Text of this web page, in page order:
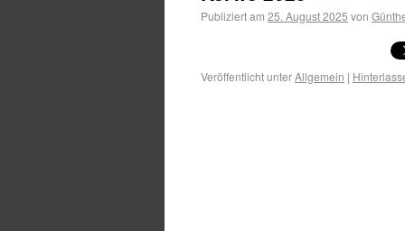
Publiziert am 25. August 2025 von
Veröffentlicht unterAllgemein |